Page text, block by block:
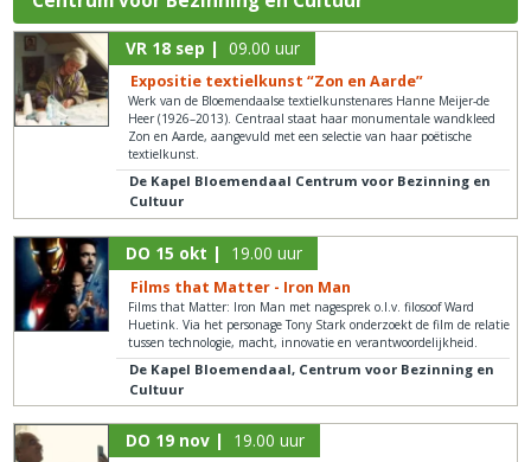
VR 18 sep | 09.00 uur
Expositie textielkunst “Zon en Aarde”
Werk van de Bloemendaalse textielkunstenares Hanne Meijer-de
Heer (1926–2013). Centraal staat haar monumentale wandkleed
Zon en Aarde, aangevuld met een selectie van haar poëtische
textielkunst.
De Kapel Bloemendaal Centrum voor Bezinning en
Cultuur
DO 15 okt | 19.00 uur
Films that Matter - Iron Man
Films that Matter: Iron Man met nagesprek o.l.v. filosoof Ward
Huetink. Via het personage Tony Stark onderzoekt de film de relatie
tussen technologie, macht, innovatie en verantwoordelijkheid.
De Kapel Bloemendaal, Centrum voor Bezinning en
Cultuur
DO 19 nov | 19.00 uur